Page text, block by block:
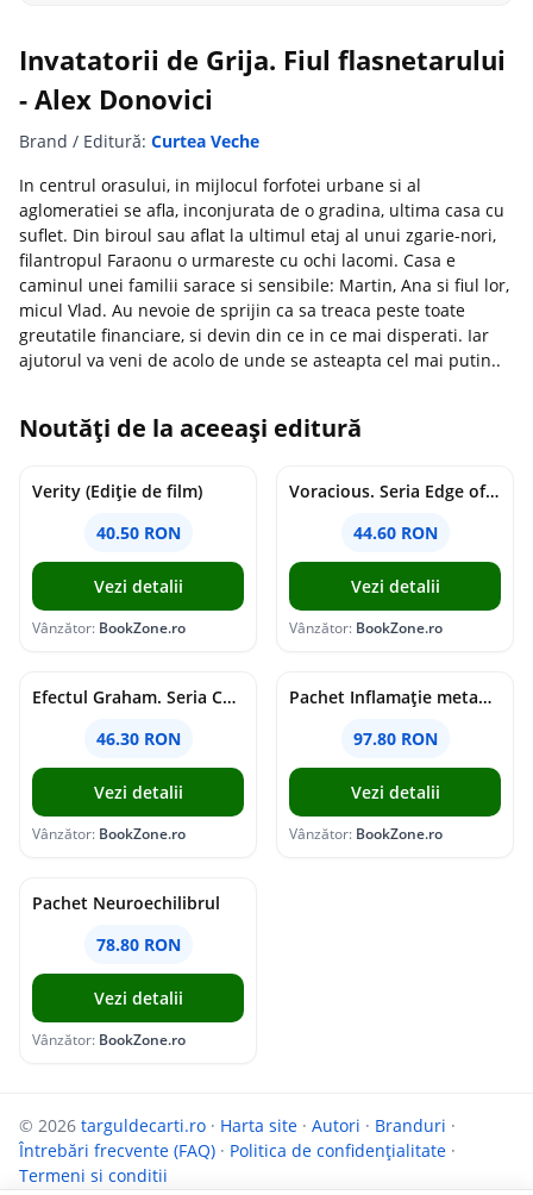
Invatatorii de Grija. Fiul flasnetarului
- Alex Donovici
Brand / Editură: Curtea Veche
In centrul orasului, in mijlocul forfotei urbane si al
aglomeratiei se afla, inconjurata de o gradina, ultima casa cu
suflet. Din biroul sau aflat la ultimul etaj al unui zgarie-nori,
filantropul Faraonu o urmareste cu ochi lacomi. Casa e
caminul unei familii sarace si sensibile: Martin, Ana si fiul lor,
micul Vlad. Au nevoie de sprijin ca sa treaca peste toate
greutatile financiare, si devin din ce in ce mai disperati. Iar
ajutorul va veni de acolo de unde se asteapta cel mai putin..
Noutăți de la aceeași editură
Verity (Ediție de film)
40.50 RON
Vezi detalii
Vânzător: BookZone.ro
Voracious. Seria Edge of Darkness Vol.2
44.60 RON
Vezi detalii
Vânzător: BookZone.ro
Efectul Graham. Seria Campus Diaries Vol.1
46.30 RON
Vezi detalii
Vânzător: BookZone.ro
Pachet Inflamație metabolism și creier
97.80 RON
Vezi detalii
Vânzător: BookZone.ro
Pachet Neuroechilibrul
78.80 RON
Vezi detalii
Vânzător: BookZone.ro
© 2026 targuldecarti.ro · Harta site · Autori · Branduri ·
Întrebări frecvente (FAQ) · Politica de confidențialitate ·
Termeni si conditii